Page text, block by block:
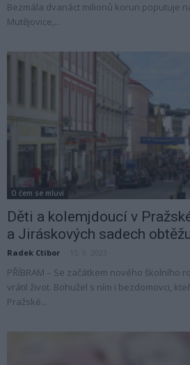
Bezmála dvanáct milionů korun poputuje
Mutějovice,...
O čem se mluví
Děti a kolemjdoucí v
a Jiráskových sadech
Radek Ctibor
PŘÍBRAM – Se začátkem nového školního
vrátil život. Bohužel s ním i bezdomovci,
Pražské...